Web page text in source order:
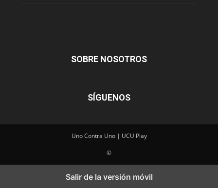
SOBRE NOSOTROS
SÍGUENOS
Uno Contra Uno | UCU Play
©
Salir de la versión móvil